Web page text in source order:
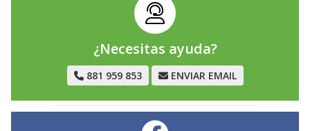
¿Necesitas ayuda?
881 959 853 ENVIAR EMAIL